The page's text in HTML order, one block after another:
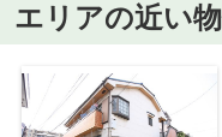
エリアの近い